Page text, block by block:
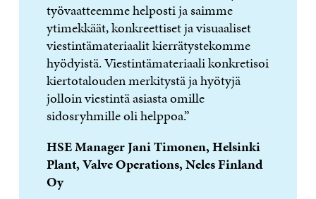
työvaatteemme helposti ja saimme
ytimekkäät, konkreettiset ja visuaaliset
viestintämateriaalit kierrätystekomme
hyödyistä. Viestintämateriaali konkretisoi
kiertotalouden merkitystä ja hyötyjä
jolloin viestintä asiasta omille
sidosryhmille oli helppoa.”
HSE Manager Jani Timonen, Helsinki
Plant, Valve Operations, Neles Finland
Oy